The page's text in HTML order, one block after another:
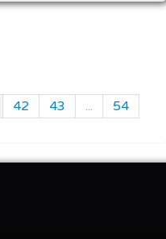
42 43 ...
54